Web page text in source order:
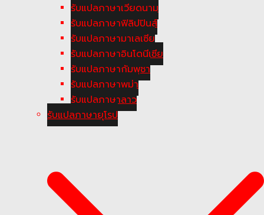
รับแปลภาษาเวียดนาม
รับแปลภาษาฟิลิปปินส์
รับแปลภาษามาเลเซีย
รับแปลภาษาอินโดนีเซีย
รับแปลภาษากัมพูชา
รับแปลภาษาพม่า
รับแปลภาษาลาว
รับแปลภาษายุโรป